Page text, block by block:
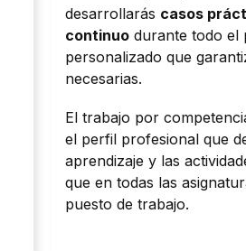
desarrollarás casos
continuo durante todo el
personalizado que
necesarias.
El trabajo por
el perfil profesional que
aprendizaje y las
que en todas las
puesto de trabajo.